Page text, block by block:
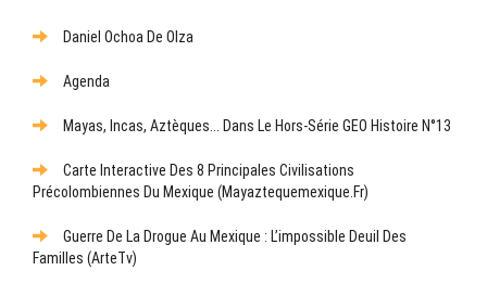
Daniel Ochoa De Olza
Agenda
Mayas, Incas, Aztèques... Dans Le Hors-Série GEO Histoire N°13
Carte Interactive Des 8 Principales Civilisations
Précolombiennes Du Mexique (mayaztequemexique.fr)
Guerre De La Drogue Au Mexique : L’impossible Deuil Des
Familles (ArteTv)